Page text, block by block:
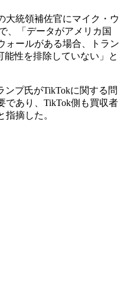
大統領補佐官にマイク・ウ
、「データがアメリカ国
ォールがある場合、トラン
能性を排除していない」と
ンプ氏がTikTokに関する問
であり、TikTok側も買収者
摘した。